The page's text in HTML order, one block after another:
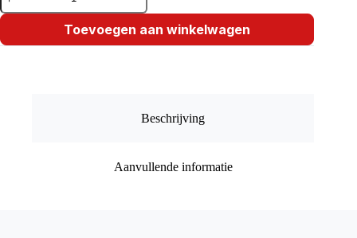
Pedras
25
Toevoegen aan winkelwagen
Beschrijving
Aanvullende informatie